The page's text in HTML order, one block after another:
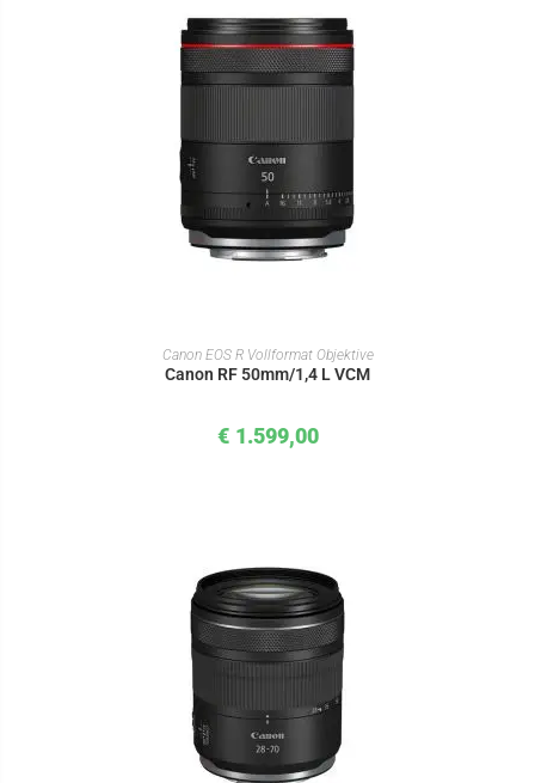
IN DEN WARENKORB
Canon EOS R Vollformat Objektive
Canon RF 50mm/1,4 L VCM
€ 1.599,00